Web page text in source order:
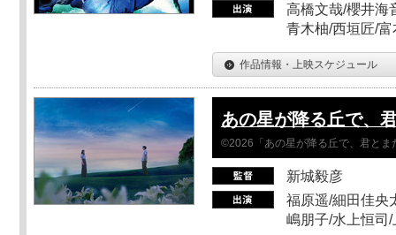
高橋文哉/櫻井海
青木柚/西垣匠/
作品情報・上映スケジュール
あの星が降る丘で、
©2026「あの星が降る丘で、君とま
新城毅彦
福原遥/細田佳央
嶋朋子/水上恒司